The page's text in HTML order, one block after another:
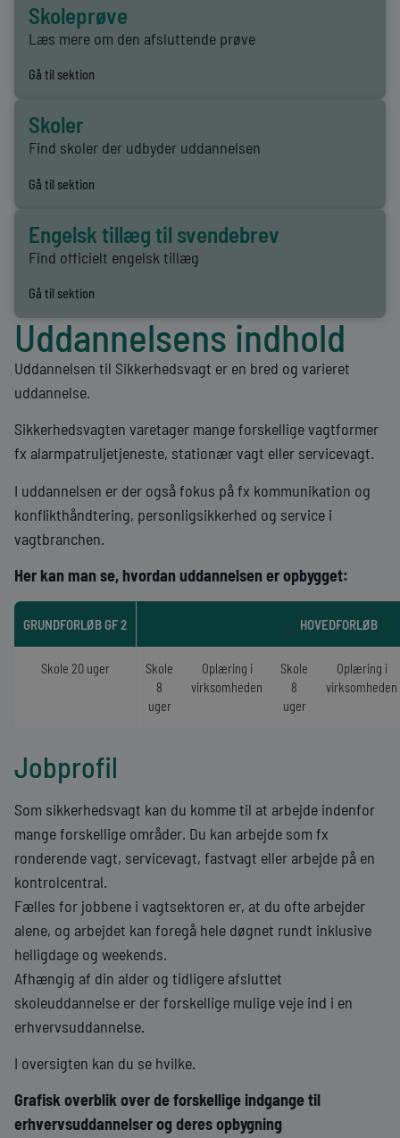
Skoleprøve
Læs mere om den afsluttende prøve
Gå til sektion
Skoler
Find skoler der udbyder uddannelsen
Gå til sektion
Engelsk tillæg til svendebrev
Find officielt engelsk tillæg
Gå til sektion
Uddannelsens indhold
Uddannelsen til Sikkerhedsvagt er en bred og varieret
uddannelse.
Sikkerhedsvagten varetager mange forskellige vagtformer
fx alarmpatruljetjeneste, stationær vagt eller servicevagt.
I uddannelsen er der også fokus på fx kommunikation og
konflikthåndtering, personligsikkerhed og service i
vagtbranchen.
Her kan man se, hvordan uddannelsen er opbygget:
GRUNDFORLØB GF 2 HOVEDFORLØB
Skole 20 uger
Skole
8
uger
Oplæring i
virksomheden
Skole
8
uger
Oplæring i
virksomheden
Jobprofil
Som sikkerhedsvagt kan du komme til at arbejde indenfor
mange forskellige områder. Du kan arbejde som fx
ronderende vagt, servicevagt, fastvagt eller arbejde på en
kontrolcentral.
Fælles for jobbene i vagtsektoren er, at du ofte arbejder
alene, og arbejdet kan foregå hele døgnet rundt inklusive
helligdage og weekends.
Afhængig af din alder og tidligere afsluttet
skoleuddannelse er der forskellige mulige veje ind i en
erhvervsuddannelse.
I oversigten kan du se hvilke.
Grafisk overblik over de forskellige indgange til
erhvervsuddannelser og deres opbygning